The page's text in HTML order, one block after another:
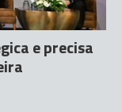
e precisa